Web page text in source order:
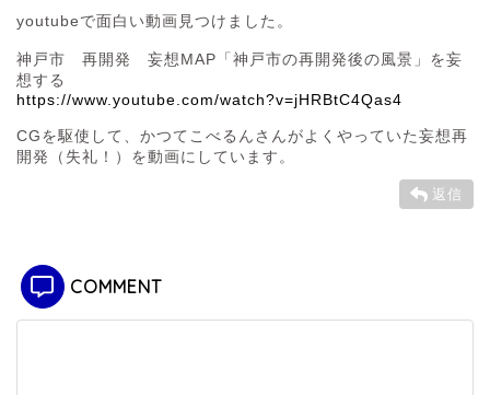
youtubeで面白い動画見つけました。
神戸市 再開発 妄想MAP「神戸市の再開発後の風景」を妄
想する
https://www.youtube.com/watch?v=jHRBtC4Qas4
CGを駆使して、かつてこべるんさんがよくやっていた妄想再
開発（失礼！）を動画にしています。
返信
COMMENT